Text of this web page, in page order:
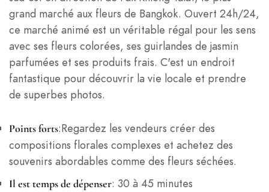
grand marché aux fleurs de Bangkok. Ouvert 24h/24,
ce marché animé est un véritable régal pour les sens
avec ses fleurs colorées, ses guirlandes de jasmin
parfumées et ses produits frais. C'est un endroit
fantastique pour découvrir la vie locale et prendre
de superbes photos.
Points forts:Regardez les vendeurs créer des
compositions florales complexes et achetez des
souvenirs abordables comme des fleurs séchées.
Il est temps de dépenser: 30 à 45 minutes